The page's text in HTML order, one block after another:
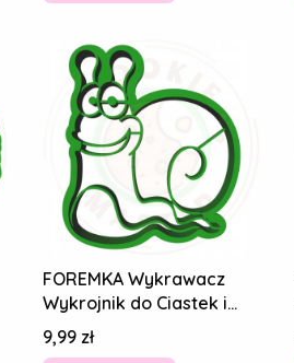
FOREMKA Wykrawacz
Wykrojnik do Ciastek i
Pierników - Ślimaczek
Ślimak 8cm
Cena
9,99 zł